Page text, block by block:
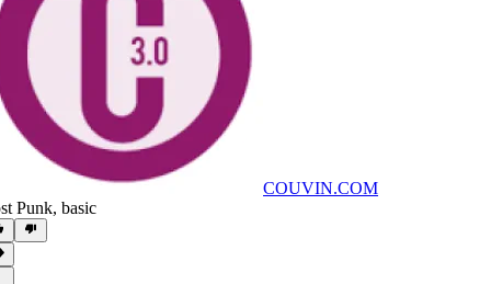
COUVIN.COM
Punk, basic